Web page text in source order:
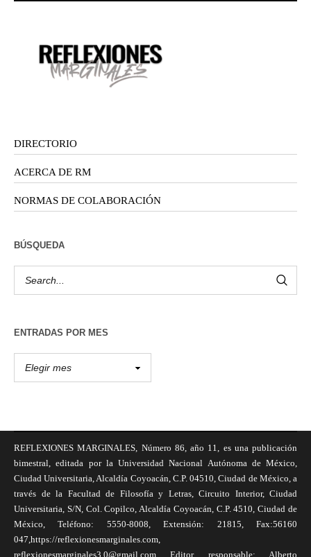
DIRECTORIO
ACERCA DE RM
NORMAS DE COLABORACIÓN
BÚSQUEDA
ENTRADAS POR MES
REFLEXIONES MARGINALES, Número 86, año 11, es una publicación
bimestral, editada por la Universidad Nacional Autónoma de México,
Ciudad Universitaria, Alcaldía Coyoacán, C.P. 04510, Ciudad de México, a
través de la Facultad de Filosofía y Letras, Circuito Interior, Ciudad
Universitaria, S/N, Col. Copilco, Alcaldía Coyoacán, C.P. 4510, Ciudad de
México, Teléfono: 5550-8008, Extensión: 21815, Fax:56160
047,https://reflexionesmarginales.com,
reflexionesmarginales3.0@gmail.com Editor responsable: Alberto